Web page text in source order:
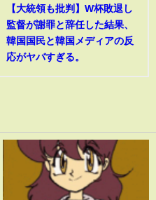
【大統領も批判】W杯敗退し
監督が謝罪と辞任した結果、
韓国国民と韓国メディアの反
応がヤバすぎる。